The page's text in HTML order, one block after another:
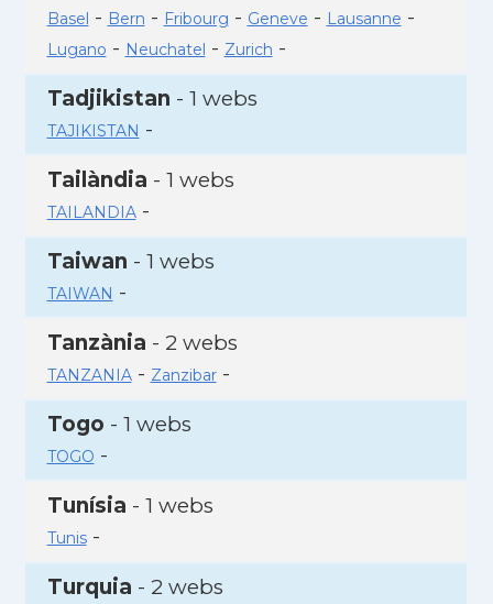
Basel - Bern - Fribourg - Geneve - Lausanne -
Lugano - Neuchatel - Zurich -
Tadjikistan - 1 webs
TAJIKISTAN -
Tailàndia - 1 webs
TAILANDIA-
Taiwan - 1 webs
TAIWAN -
Tanzània - 2 webs
TANZANIA- Zanzibar-
Togo - 1 webs
TOGO -
Tunísia - 1 webs
Tunis-
Turquia - 2 webs